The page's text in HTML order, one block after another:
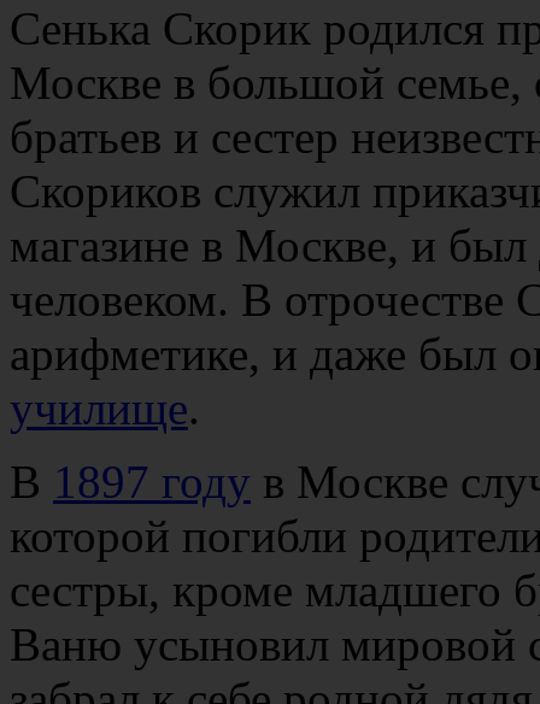
Сенька Скорик родился
Москве в большой семье,
братьев и сестер
Скориков служил
магазине в Москве, и
человеком. В отрочестве
арифметике, и даже был
училище.
В 1897 году в Москве
которой погибли
сестры, кроме младшего
Ваню усыновил мировой